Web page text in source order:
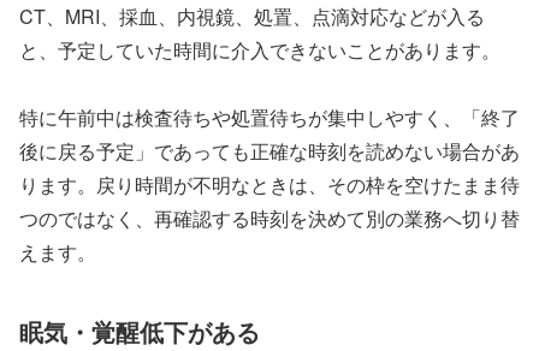
CT、MRI、採血、内視鏡、処置、点滴対応などが入る
と、予定していた時間に介入できないことがあります。
特に午前中は検査待ちや処置待ちが集中しやすく、「終了
後に戻る予定」であっても正確な時刻を読めない場合があ
ります。戻り時間が不明なときは、その枠を空けたまま待
つのではなく、再確認する時刻を決めて別の業務へ切り替
えます。
眠気・覚醒低下がある